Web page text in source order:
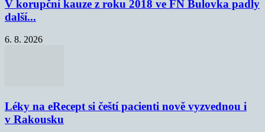
V korupční kauze z roku 2018 ve FN Bulovka padly
další...
6. 8. 2026
Léky na eRecept si čeští pacienti nově vyzvednou i
v Rakousku